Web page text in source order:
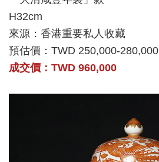
H32cm
來源：香港重要私人收藏
預估價：TWD 250,000-280,000
成交價：TWD 960,000